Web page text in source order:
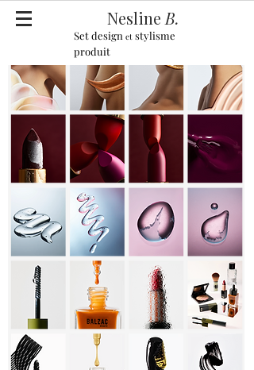
Nesline B.
Set design et stylisme
produit